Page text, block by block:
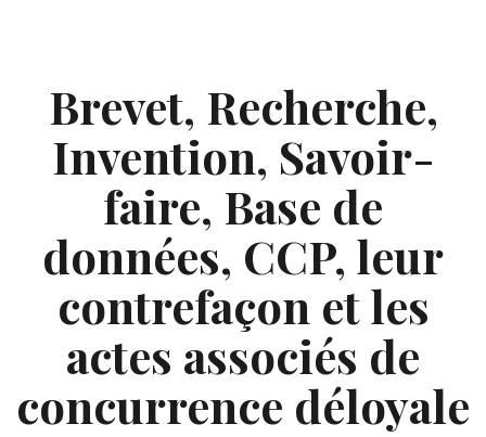
Brevet, Recherche,
Invention, Savoir-
faire, Base de
données, CCP, leur
contrefaçon et les
actes associés de
concurrence déloyale